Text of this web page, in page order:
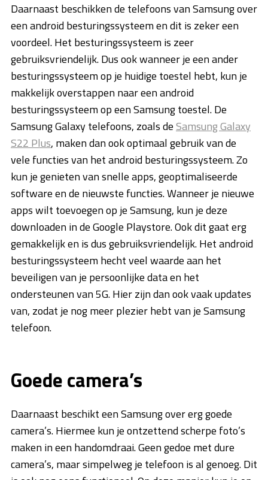
Daarnaast beschikken de telefoons van Samsung over
een android besturingssysteem en dit is zeker een
voordeel. Het besturingssysteem is zeer
gebruiksvriendelijk. Dus ook wanneer je een ander
besturingssysteem op je huidige toestel hebt, kun je
makkelijk overstappen naar een android
besturingssysteem op een Samsung toestel. De
Samsung Galaxy telefoons, zoals deSamsung Galaxy
S22 Plus, maken dan ook optimaal gebruik van de
vele functies van het android besturingssysteem. Zo
kun je genieten van snelle apps, geoptimaliseerde
software en de nieuwste functies. Wanneer je nieuwe
apps wilt toevoegen op je Samsung, kun je deze
downloaden in de Google Playstore. Ook dit gaat erg
gemakkelijk en is dus gebruiksvriendelijk. Het android
besturingssysteem hecht veel waarde aan het
beveiligen van je persoonlijke data en het
ondersteunen van 5G. Hier zijn dan ook vaak updates
van, zodat je nog meer plezier hebt van je Samsung
telefoon.
Goede camera’s
Daarnaast beschikt een Samsung over erg goede
camera’s. Hiermee kun je ontzettend scherpe foto’s
maken in een handomdraai. Geen gedoe met dure
camera’s, maar simpelweg je telefoon is al genoeg. Dit